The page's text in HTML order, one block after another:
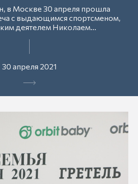
в Москве 30 апреля прошла
с выдающимся спортсменом,
деятелем Николаем...
30 апреля 2021